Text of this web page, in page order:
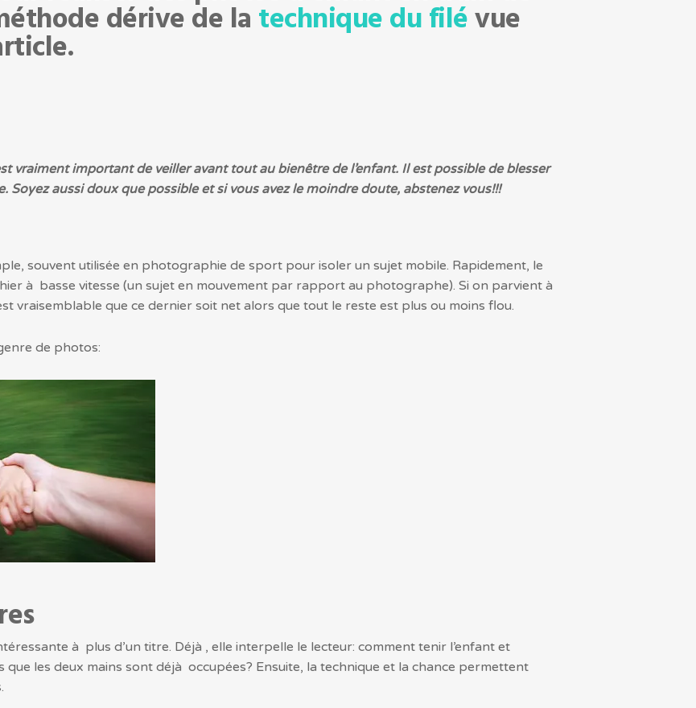
dérive de latechnique du filévue
vraiment important de veiller avant tout au bienêtre de l’enfant. Il est possible de blesser
Soyez aussi doux que possible et si vous avez le moindre doute, abstenez vous!!!
souvent utilisée en photographie de sport pour isoler un sujet mobile. Rapidement, le
à basse vitesse (un sujet en mouvement par rapport au photographe). Si on parvient à
vraisemblable que ce dernier soit net alors que tout le reste est plus ou moins flou.
de photos:
à plus d’un titre. Déjà , elle interpelle le lecteur: comment tenir l’enfant et
les deux mains sont déjà occupées? Ensuite, la technique et la chance permettent